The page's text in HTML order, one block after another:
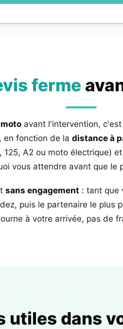
ferme
avant l'intervention,
en fonction de la distance à
A2 ou moto électrique)
vous attendre avant que le
sans engagement : tant que
puis le partenaire le plus
à votre arrivée, pas de
utiles dans